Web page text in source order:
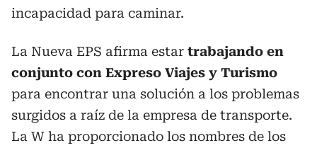
incapacidad para caminar.
La Nueva EPS afirma estar trabajando en
conjunto con Expreso Viajes y Turismo
para encontrar una solución a los problemas
surgidos a raíz de la empresa de transporte.
La W ha proporcionado los nombres de los